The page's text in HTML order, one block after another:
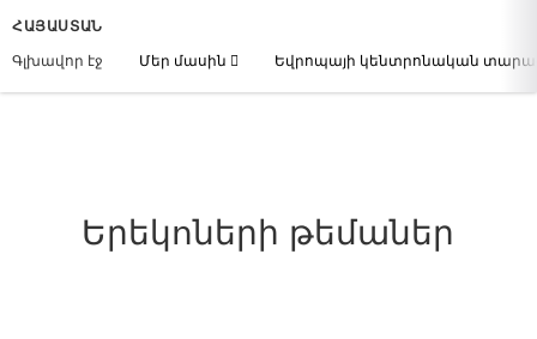
ՀԱՅԱՍՏԱՆ
Գլխավոր էջ
Մեր մասին Եվրոպայի կենտրոնական
Երեկոների թեմաներ